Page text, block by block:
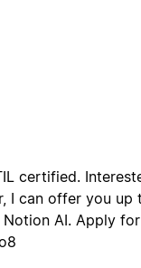
certified.
I can offer you up
AI. Apply